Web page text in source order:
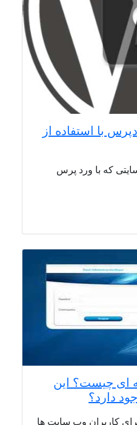
با استفاده از
که با ورد پرس
ای چیست؟ این
دارد؟
کاربران وب سایت ها